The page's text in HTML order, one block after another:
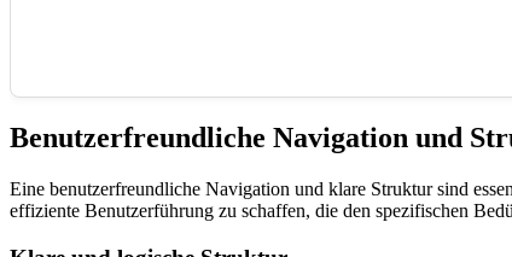
Benutzerfreundliche Navigation und
Eine benutzerfreundliche Navigation und klare Struktur sind
effiziente Benutzerführung zu schaffen, die den spezifischen